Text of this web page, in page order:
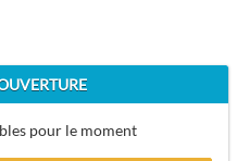
pour le moment